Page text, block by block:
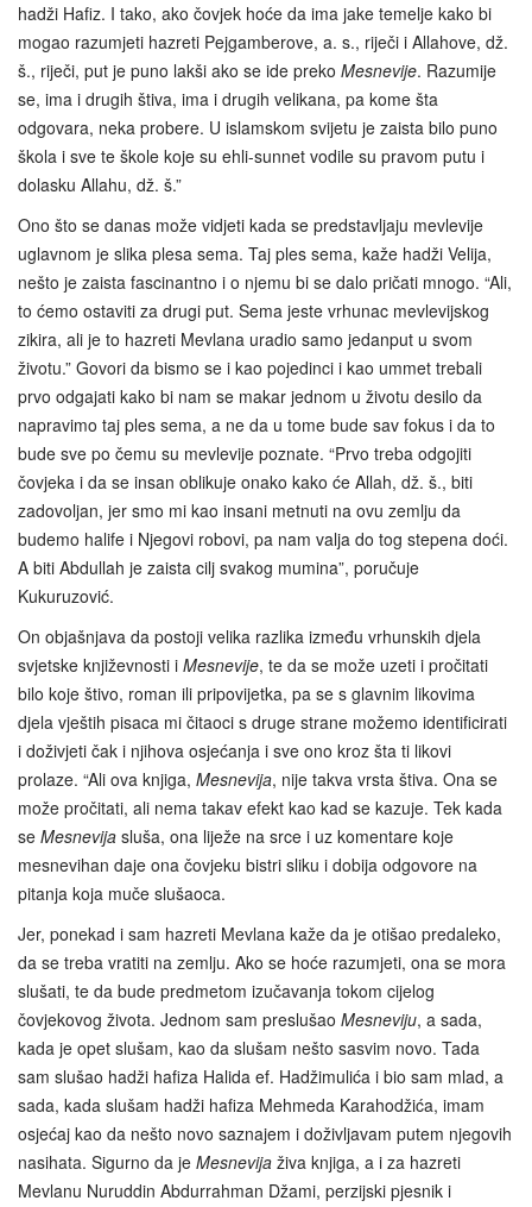
hadži Hafiz. I tako, ako čovjek hoće da ima jake temelje kako bi
mogao razumjeti hazreti Pejgamberove, a. s., riječi i Allahove, dž.
š., riječi, put je puno lakši ako se ide preko Mesnevije. Razumije
se, ima i drugih štiva, ima i drugih velikana, pa kome šta
odgovara, neka probere. U islamskom svijetu je zaista bilo puno
škola i sve te škole koje su ehli-sunnet vodile su pravom putu i
dolasku Allahu, dž. š.”
Ono što se danas može vidjeti kada se predstavljaju mevlevije
uglavnom je slika plesa sema. Taj ples sema, kaže hadži Velija,
nešto je zaista fascinantno i o njemu bi se dalo pričati mnogo. “Ali,
to ćemo ostaviti za drugi put. Sema jeste vrhunac mevlevijskog
zikira, ali je to hazreti Mevlana uradio samo jedanput u svom
životu.” Govori da bismo se i kao pojedinci i kao ummet trebali
prvo odgajati kako bi nam se makar jednom u životu desilo da
napravimo taj ples sema, a ne da u tome bude sav fokus i da to
bude sve po čemu su mevlevije poznate. “Prvo treba odgojiti
čovjeka i da se insan oblikuje onako kako će Allah, dž. š., biti
zadovoljan, jer smo mi kao insani metnuti na ovu zemlju da
budemo halife i Njegovi robovi, pa nam valja do tog stepena doći.
A biti Abdullah je zaista cilj svakog mumina”, poručuje
Kukuruzović.
On objašnjava da postoji velika razlika između vrhunskih djela
svjetske književnosti i Mesnevije, te da se može uzeti i pročitati
bilo koje štivo, roman ili pripovijetka, pa se s glavnim likovima
djela vještih pisaca mi čitaoci s druge strane možemo identificirati
i doživjeti čak i njihova osjećanja i sve ono kroz šta ti likovi
prolaze. “Ali ova knjiga, Mesnevija, nije takva vrsta štiva. Ona se
može pročitati, ali nema takav efekt kao kad se kazuje. Tek kada
se Mesnevija sluša, ona liježe na srce i uz komentare koje
mesnevihan daje ona čovjeku bistri sliku i dobija odgovore na
pitanja koja muče slušaoca.
Jer, ponekad i sam hazreti Mevlana kaže da je otišao predaleko,
da se treba vratiti na zemlju. Ako se hoće razumjeti, ona se mora
slušati, te da bude predmetom izučavanja tokom cijelog
čovjekovog života. Jednom sam preslušao Mesneviju, a sada,
kada je opet slušam, kao da slušam nešto sasvim novo. Tada
sam slušao hadži hafiza Halida ef. Hadžimulića i bio sam mlad, a
sada, kada slušam hadži hafiza Mehmeda Karahodžića, imam
osjećaj kao da nešto novo saznajem i doživljavam putem njegovih
nasihata. Sigurno da je Mesnevija živa knjiga, a i za hazreti
Mevlanu Nuruddin Abdurrahman Džami, perzijski pjesnik i